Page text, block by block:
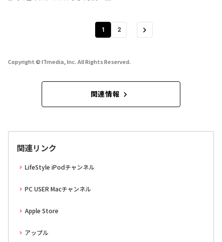
1 2
Copyright © ITmedia, Inc. All Rights Reserved.
関連情報
関連リンク
LifeStyle iPodチャンネル
PC USER Macチャンネル
Apple Store
アップル